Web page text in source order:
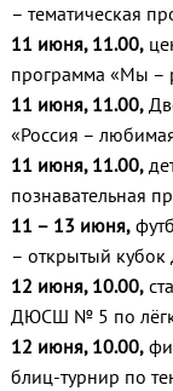
– тематическая
11 июня, 11.00,
программа «Мы –
11 июня, 11.00,
«Россия –
11 июня, 11.00,
познавательная
11 – 13 июня,
– открытый
12 июня, 10.00,
ДЮСШ № 5 по
12 июня, 10.00,
блиц-турнир по